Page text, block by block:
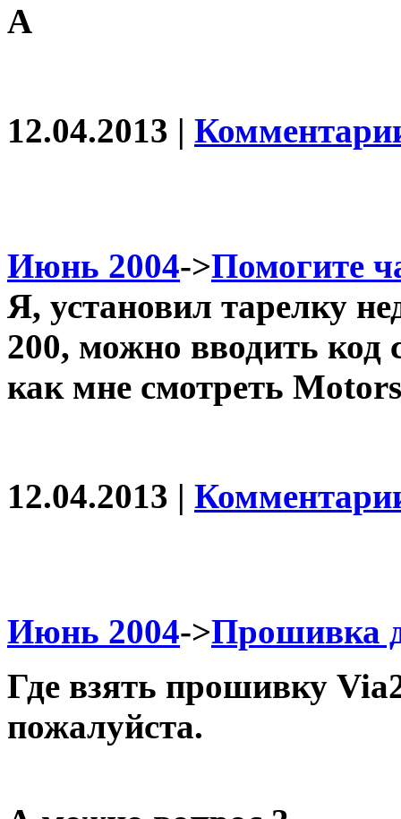
А
12.04.2013 |
Июнь 2004->Помогите
Я, установил тарелку
200, можно вводить код
как мне смотреть
12.04.2013 |
Июнь 2004->Прошивка
Где взять прошивку
пожалуйста.